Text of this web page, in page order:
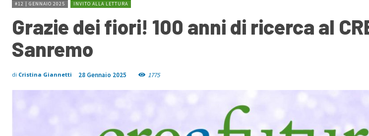
#12 | GENNAIO 2025 INVITO ALLA LETTURA
Grazie dei fiori! 100 anni di ricerca al
Sanremo
di Cristina Giannetti 28 Gennaio 2025 1775